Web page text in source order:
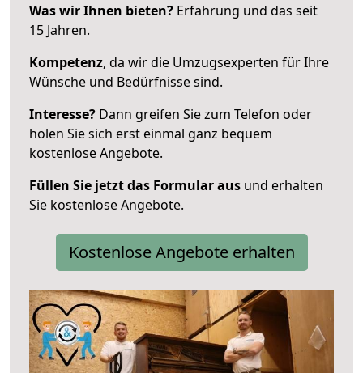
Was wir Ihnen bieten? Erfahrung und das seit
15 Jahren.
Kompetenz, da wir die Umzugsexperten für Ihre
Wünsche und Bedürfnisse sind.
Interesse? Dann greifen Sie zum Telefon oder
holen Sie sich erst einmal ganz bequem
kostenlose Angebote.
Füllen Sie jetzt das Formular aus und erhalten
Sie kostenlose Angebote.
Kostenlose Angebote erhalten